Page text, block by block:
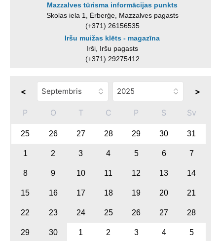
Mazzalves tūrisma informācijas punkts
Skolas iela 1, Ērberģe, Mazzalves pagasts
(+371) 26156535
Iršu muižas klēts - magazīna
Irši, Iršu pagasts
(+371) 29275412
< >
P O T C P S Sv
25 26 27 28 29 30 31
1 2 3 4 5 6 7
8 9 10 11 12 13 14
15 16 17 18 19 20 21
22 23 24 25 26 27 28
29 30 1 2 3 4 5